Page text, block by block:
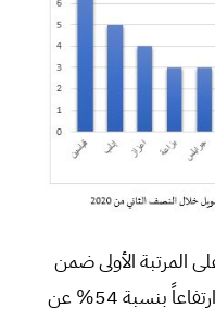
المرتبة الأولى ضمن
مؤشر التعافي بواقع 193 مشروع، ارتفاعاً بنسبة 54% عن